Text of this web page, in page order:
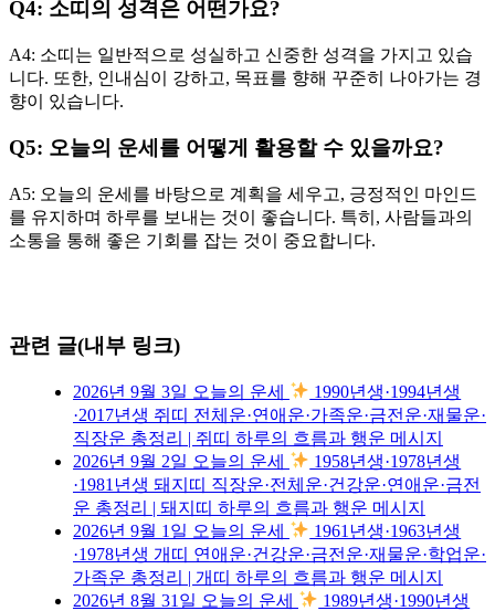
Q4: 소띠의 성격은 어떤가요?
A4: 소띠는 일반적으로 성실하고 신중한 성격을 가지고 있습
니다. 또한, 인내심이 강하고, 목표를 향해 꾸준히 나아가는 경
향이 있습니다.
Q5: 오늘의 운세를 어떻게 활용할 수 있을까요?
A5: 오늘의 운세를 바탕으로 계획을 세우고, 긍정적인 마인드
를 유지하며 하루를 보내는 것이 좋습니다. 특히, 사람들과의
소통을 통해 좋은 기회를 잡는 것이 중요합니다.
관련 글(내부 링크)
2026년 9월 3일 오늘의 운세
1990년생·1994년생
·2017년생 쥐띠 전체운·연애운·가족운·금전운·재물운·
직장운 총정리 | 쥐띠 하루의 흐름과 행운 메시지
2026년 9월 2일 오늘의 운세
1958년생·1978년생
·1981년생 돼지띠 직장운·전체운·건강운·연애운·금전
운 총정리 | 돼지띠 하루의 흐름과 행운 메시지
2026년 9월 1일 오늘의 운세
1961년생·1963년생
·1978년생 개띠 연애운·건강운·금전운·재물운·학업운·
가족운 총정리 | 개띠 하루의 흐름과 행운 메시지
2026년 8월 31일 오늘의 운세
1989년생·1990년생